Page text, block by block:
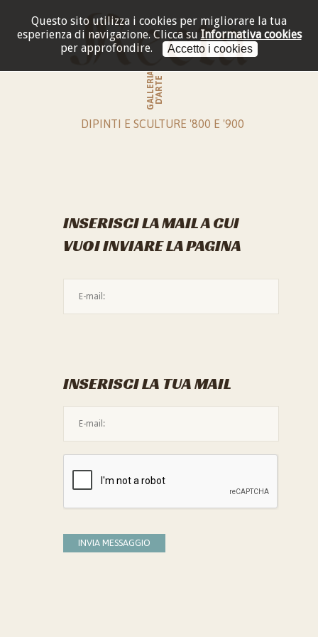
Questo sito utilizza i cookies per migliorare la tua
esperienza di navigazione. Clicca su Informativa cookies
per approfondire.
Accetto i cookies
GALLERIAD'ARTE
DIPINTI E SCULTURE '800 E '900
INSERISCI LA MAIL A CUI
VUOI INVIARE LA PAGINA
INSERISCI LA TUA MAIL
INVIA MESSAGGIO